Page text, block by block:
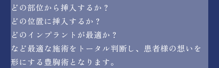
どの部位から挿入するか？
どの位置に挿入するか？
どのインプラントが最適か？
など最適な施術をトータル判断し、患者様の想いを
形にする豊胸術となります。